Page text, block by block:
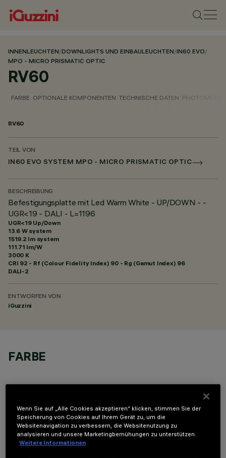
INNENLEUCHTEN/DOWNLIGHTS UND EINBAULEUCHTEN/IN60 EVO/
MPO - MICRO PRISMATIC OPTIC
RV60
FARBE OPTIONALE KOMPONENTEN TECHNISCHE DATEN
RV60
TEIL VON
IN60 EVO SYSTEM MPO - MICRO PRISMATIC OPTIC
BESCHREIBUNG
Befestigungsplatte mit Led Warm White - UP/DOWN - -
UGR<19 - DALI - L=1196
UGR<19 Up/Down
13.6 W system
1519.2 lm system
111.71 lm/W
3000 K
CRI 92 - Rf (Colour Fidelity Index) 90 - Rg (Gamut Index) 96
DALI-2
ENTWORFEN VON
iGuzzini
FARBE
OPTIONALE KOMPONENTEN
Wenn Sie auf „Alle Cookies akzeptieren“ klicken, stimmen Sie der
Speicherung von Cookies auf Ihrem Gerät zu, um die
Websitenavigation zu verbessern, die Websitenutzung zu
analysieren und unsere Marketingbemühungen zu unterstützen.
Weitere Informationen